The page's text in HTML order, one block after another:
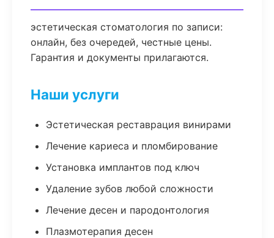
эстетическая стоматология по записи:
онлайн, без очередей, честные цены.
Гарантия и документы прилагаются.
Наши услуги
Эстетическая реставрация винирами
Лечение кариеса и пломбирование
Установка имплантов под ключ
Удаление зубов любой сложности
Лечение десен и пародонтология
Плазмотерапия десен